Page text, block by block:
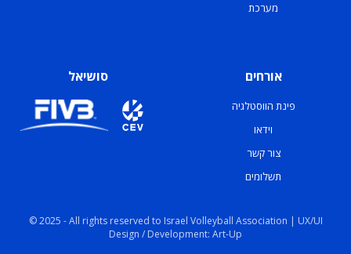
מערכת
אורחים
פינת הווסטלגיה
וידאו
צור קשר
תשלומים
סושיאל
© 2025 - All rights reserved to Israel Volleyball Association | UX/UI
Design / Development: Art-Up